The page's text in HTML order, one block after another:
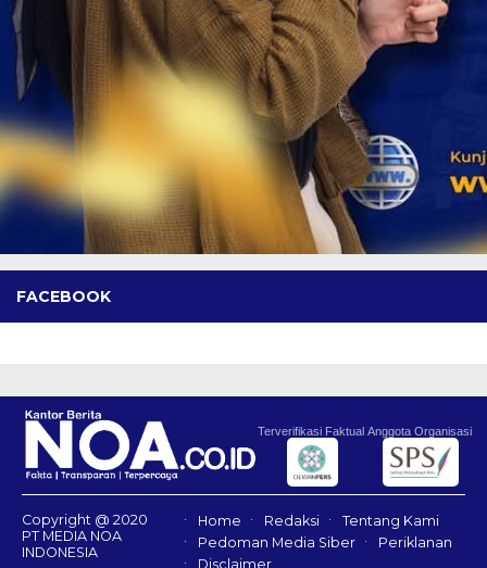
FACEBOOK
Terverifikasi Faktual Anggota Organisasi
Copyright @ 2020
PT MEDIA NOA
INDONESIA
Home Redaksi
Tentang Kami
Pedoman Media Siber
Periklanan
Disclaimer